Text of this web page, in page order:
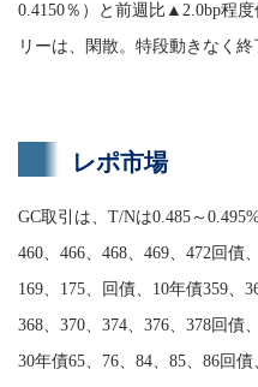
0.4150％）と前週比▲2.0bp程
リーは、閑散。特段動きなく終
レポ市場
GC取引は、T/Nは0.485～
460、466、468、469、472回債
169、175、回債、10年債359、
368、370、374、376、378回債
30年債65、76、84、85、86回